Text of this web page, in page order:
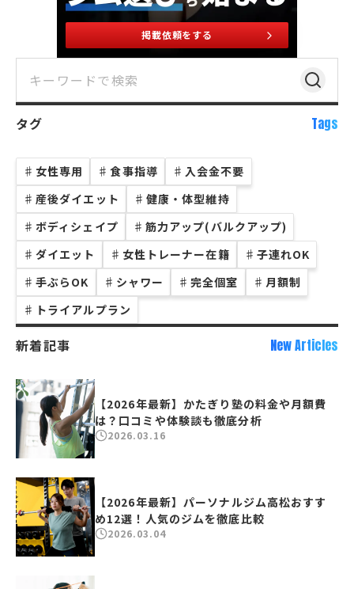
掲載依頼をする
タグ Tags
♯ 女性専用 ♯ 食事指導 ♯ 入会金不要
♯ 産後ダイエット ♯ 健康・体型維持
♯ ボディシェイプ ♯ 筋力アップ(バルクアップ)
♯ ダイエット ♯ 女性トレーナー在籍 ♯ 子連れOK
♯ 手ぶらOK ♯ シャワー ♯ 完全個室 ♯ 月額制
♯ トライアルプラン
新着記事 New Articles
【2026年最新】かたぎり塾の料金や月額費
は？口コミや体験談も徹底分析
2026.03.16
【2026年最新】パーソナルジム高松おすす
め12選！人気のジムを徹底比較
2026.03.04